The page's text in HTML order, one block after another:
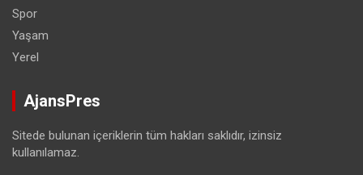
Spor
Yaşam
Yerel
AjansPres
Sitede bulunan içeriklerin tüm hakları saklıdır, izinsiz
kullanılamaz.